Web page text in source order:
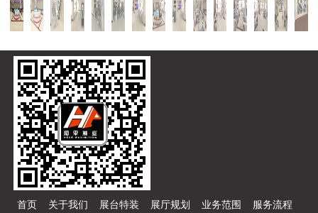
首页 关于我们 展台特装 展厅规划 业务范围 服务流程